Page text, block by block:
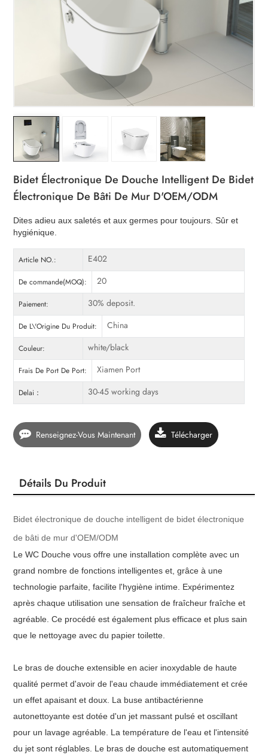
Bidet Électronique De Douche Intelligent De Bidet
Électronique De Bâti De Mur D'OEM/ODM
Dites adieu aux saletés et aux germes pour toujours. Sûr et
hygiénique.
Article NO.: E402
De commande(MOQ): 20
Paiement: 30% deposit.
De L\'Origine Du Produit: China
Couleur: white/black
Frais De Port De Port: Xiamen Port
Delai： 30-45 working days
Renseignez-Vous Maintenant Télécharger
Détails Du Produit
Bidet électronique de douche intelligent de bidet électronique
de bâti de mur d'OEM/ODM
Le WC Douche vous offre une installation complète avec un
grand nombre de fonctions intelligentes et, grâce à une
technologie parfaite, facilite l'hygiène intime. Expérimentez
après chaque utilisation une sensation de fraîcheur fraîche et
agréable. Ce procédé est également plus efficace et plus sain
que le nettoyage avec du papier toilette.
Le bras de douche extensible en acier inoxydable de haute
qualité permet d'avoir de l'eau chaude immédiatement et crée
un effet apaisant et doux. La buse antibactérienne
autonettoyante est dotée d'un jet massant pulsé et oscillant
pour un lavage agréable. La température de l'eau et l'intensité
du jet sont réglables. Le bras de douche est automatiquement